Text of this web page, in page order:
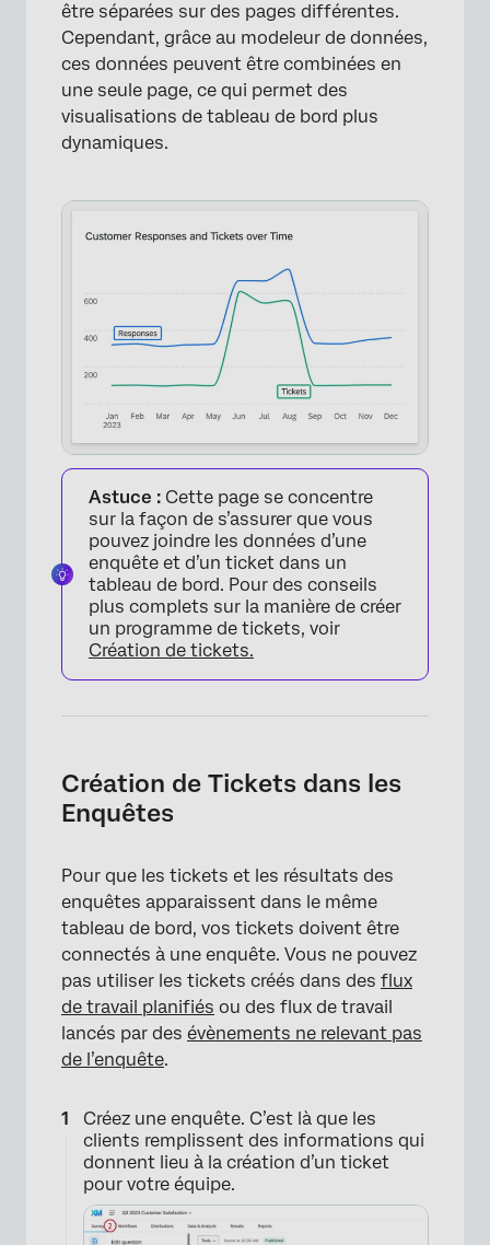
être séparées sur des pages différentes.
Cependant, grâce au modeleur de données,
ces données peuvent être combinées en
une seule page, ce qui permet des
visualisations de tableau de bord plus
dynamiques.
Astuce : Cette page se concentre
sur la façon de s’assurer que vous
pouvez joindre les données d’une
enquête et d’un ticket dans un
tableau de bord. Pour des conseils
plus complets sur la manière de créer
un programme de tickets, voir
Création de tickets.
Création de Tickets dans les
Enquêtes
Pour que les tickets et les résultats des
enquêtes apparaissent dans le même
tableau de bord, vos tickets doivent être
connectés à une enquête. Vous ne pouvez
pas utiliser les tickets créés dans des flux
de travail planifiés ou des flux de travail
lancés par des évènements ne relevant pas
de l’enquête.
Créez une enquête. C’est là que les
clients remplissent des informations qui
donnent lieu à la création d’un ticket
pour votre équipe.